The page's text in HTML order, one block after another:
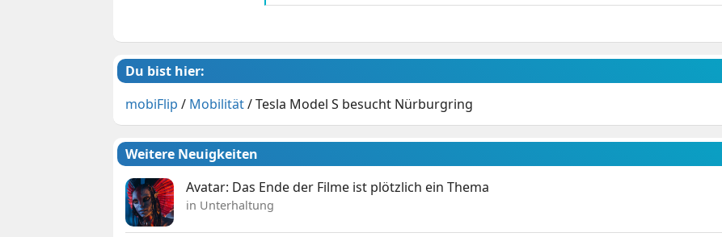
Du bist hier:
mobiFlip / Mobilität/Tesla Model S besucht Nürburgring
Weitere Neuigkeiten
Avatar: Das Ende der Filme ist plötzlich ein Thema
in Unterhaltung